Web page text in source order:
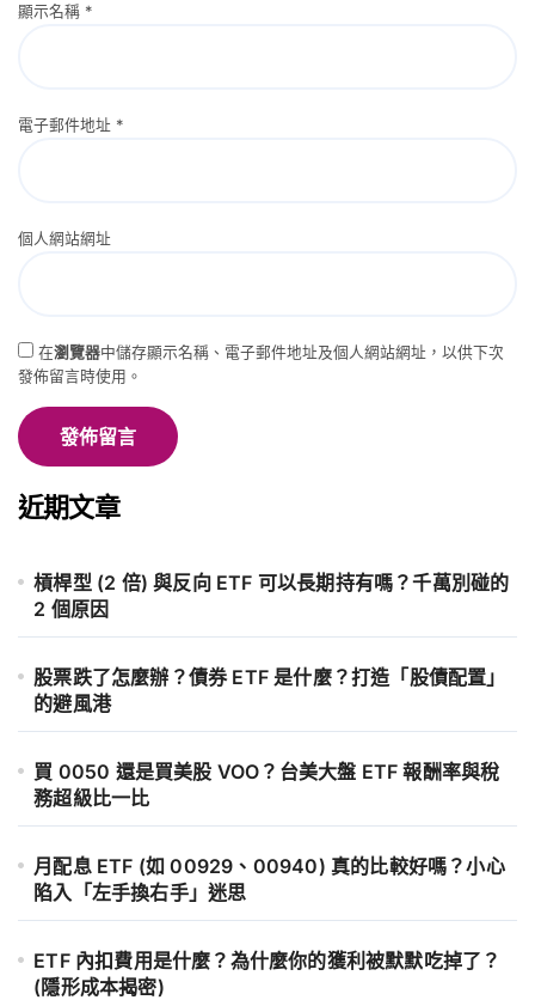
顯示名稱 *
電子郵件地址 *
個人網站網址
在瀏覽器中儲存顯示名稱、電子郵件地址及個人網站網址，以供下次
發佈留言時使用。
近期文章
槓桿型 (2 倍) 與反向 ETF 可以長期持有嗎？千萬別碰的
2 個原因
股票跌了怎麼辦？債券 ETF 是什麼？打造「股債配置」
的避風港
買 0050 還是買美股 VOO？台美大盤 ETF 報酬率與稅
務超級比一比
月配息 ETF (如 00929、00940) 真的比較好嗎？小心
陷入「左手換右手」迷思
ETF 內扣費用是什麼？為什麼你的獲利被默默吃掉了？
(隱形成本揭密)